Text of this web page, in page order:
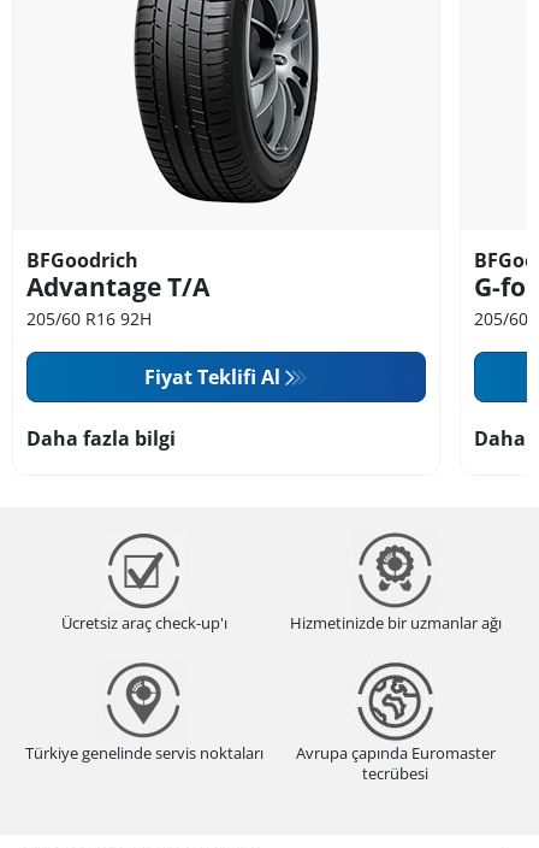
BFGoodrich
Advantage T/A
205/60 R16 92H
Fiyat Teklifi Al
Daha fazla bilgi
G-
205/60
Daha
Ücretsiz araç check-up'ı Hizmetinizde bir uzmanlar ağı
Türkiye genelinde servis noktaları
Avrupa çapında Euromaster
tecrübesi